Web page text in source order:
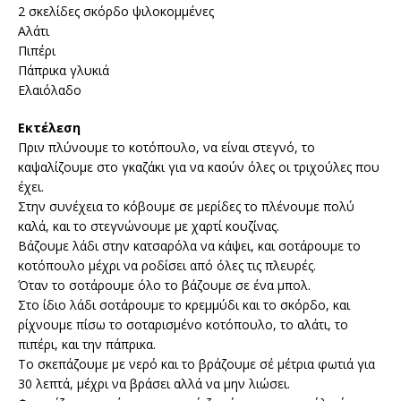
2 σκελίδες σκόρδο ψιλοκομμένες
Αλάτι
Πιπέρι
Πάπρικα γλυκιά
Ελαιόλαδο
Εκτέλεση
Πριν πλύνουμε το κοτόπουλο, να είναι στεγνό, το
καψαλίζουμε στο γκαζάκι για να καούν όλες οι τριχούλες που
έχει.
Στην συνέχεια το κόβουμε σε μερίδες το πλένουμε πολύ
καλά, και το στεγνώνουμε με χαρτί κουζίνας.
Βάζουμε λάδι στην κατσαρόλα να κάψει, και σοτάρουμε το
κοτόπουλο μέχρι να ροδίσει από όλες τις πλευρές.
Όταν το σοτάρουμε όλο το βάζουμε σε ένα μπολ.
Στο ίδιο λάδι σοτάρουμε το κρεμμύδι και το σκόρδο, και
ρίχνουμε πίσω το σοταρισμένο κοτόπουλο, το αλάτι, το
πιπέρι, και την πάπρικα.
Το σκεπάζουμε με νερό και το βράζουμε σέ μέτρια φωτιά για
30 λεπτά, μέχρι να βράσει αλλά να μην λιώσει.